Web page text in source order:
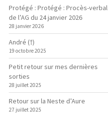
Protégé : Protégé : Procès-verbal
de l’AG du 24 janvier 2026
28 janvier 2026
André (†)
19 octobre 2025
Petit retour sur mes dernières
sorties
28 juillet 2025
Retour sur la Neste d’Aure
27 juillet 2025